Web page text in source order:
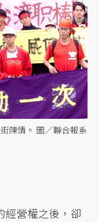
陳情。 圖／聯合報系
經營權之後，卻